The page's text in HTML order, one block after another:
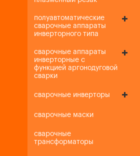
полуавтоматические
сварочные аппараты
инверторного типа
сварочные аппараты
инверторные с
функцией аргонодуговой
сварки
сварочные инверторы
сварочные маски
сварочные
трансформаторы